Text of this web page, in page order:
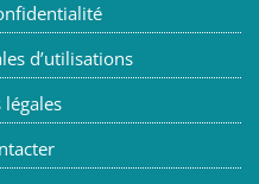
d’utilisations